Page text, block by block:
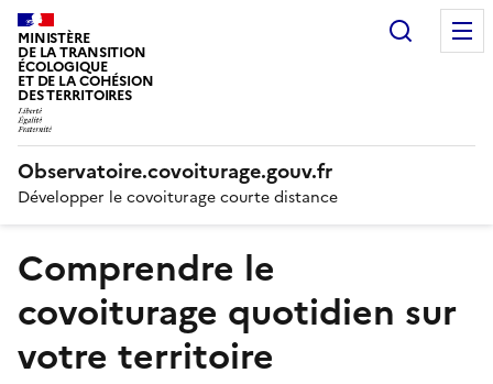
MINISTÈRE
DE LA TRANSITION
ÉCOLOGIQUE
ET DE LA COHÉSION
DES TERRITOIRES
Observatoire.covoiturage.gouv.fr
Développer le covoiturage courte distance
Comprendre le
covoiturage quotidien sur
votre territoire